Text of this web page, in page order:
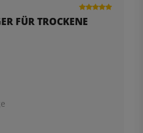
FÜR TROCKENE